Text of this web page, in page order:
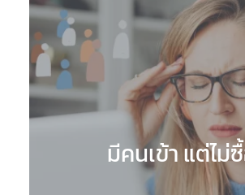
มีคนเข้า แต่ไม่